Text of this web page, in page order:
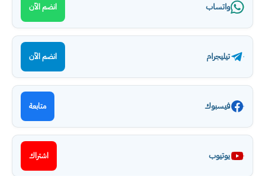
واتساب انضم الآن
تيليجرام انضم الآن
فيسبوك متابعة
يوتيوب اشتراك